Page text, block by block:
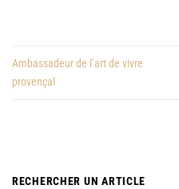
Ambassadeur de l’art de vivre
provençal
RECHERCHER UN ARTICLE